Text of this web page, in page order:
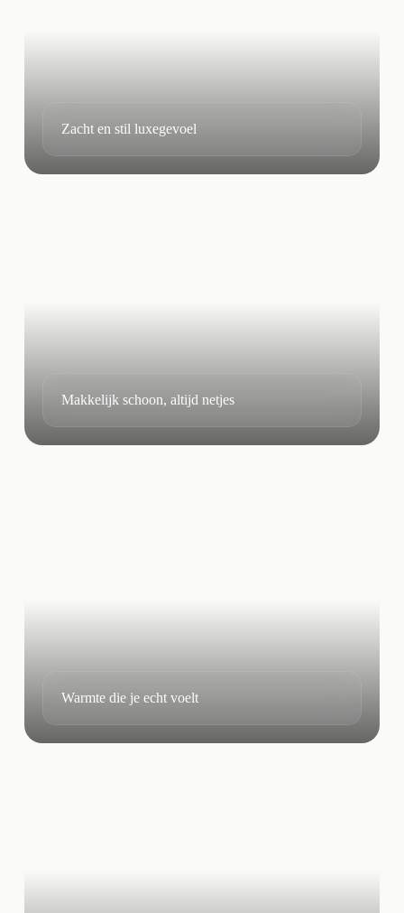
Zacht en stil luxegevoel
Makkelijk schoon, altijd netjes
Warmte die je echt voelt